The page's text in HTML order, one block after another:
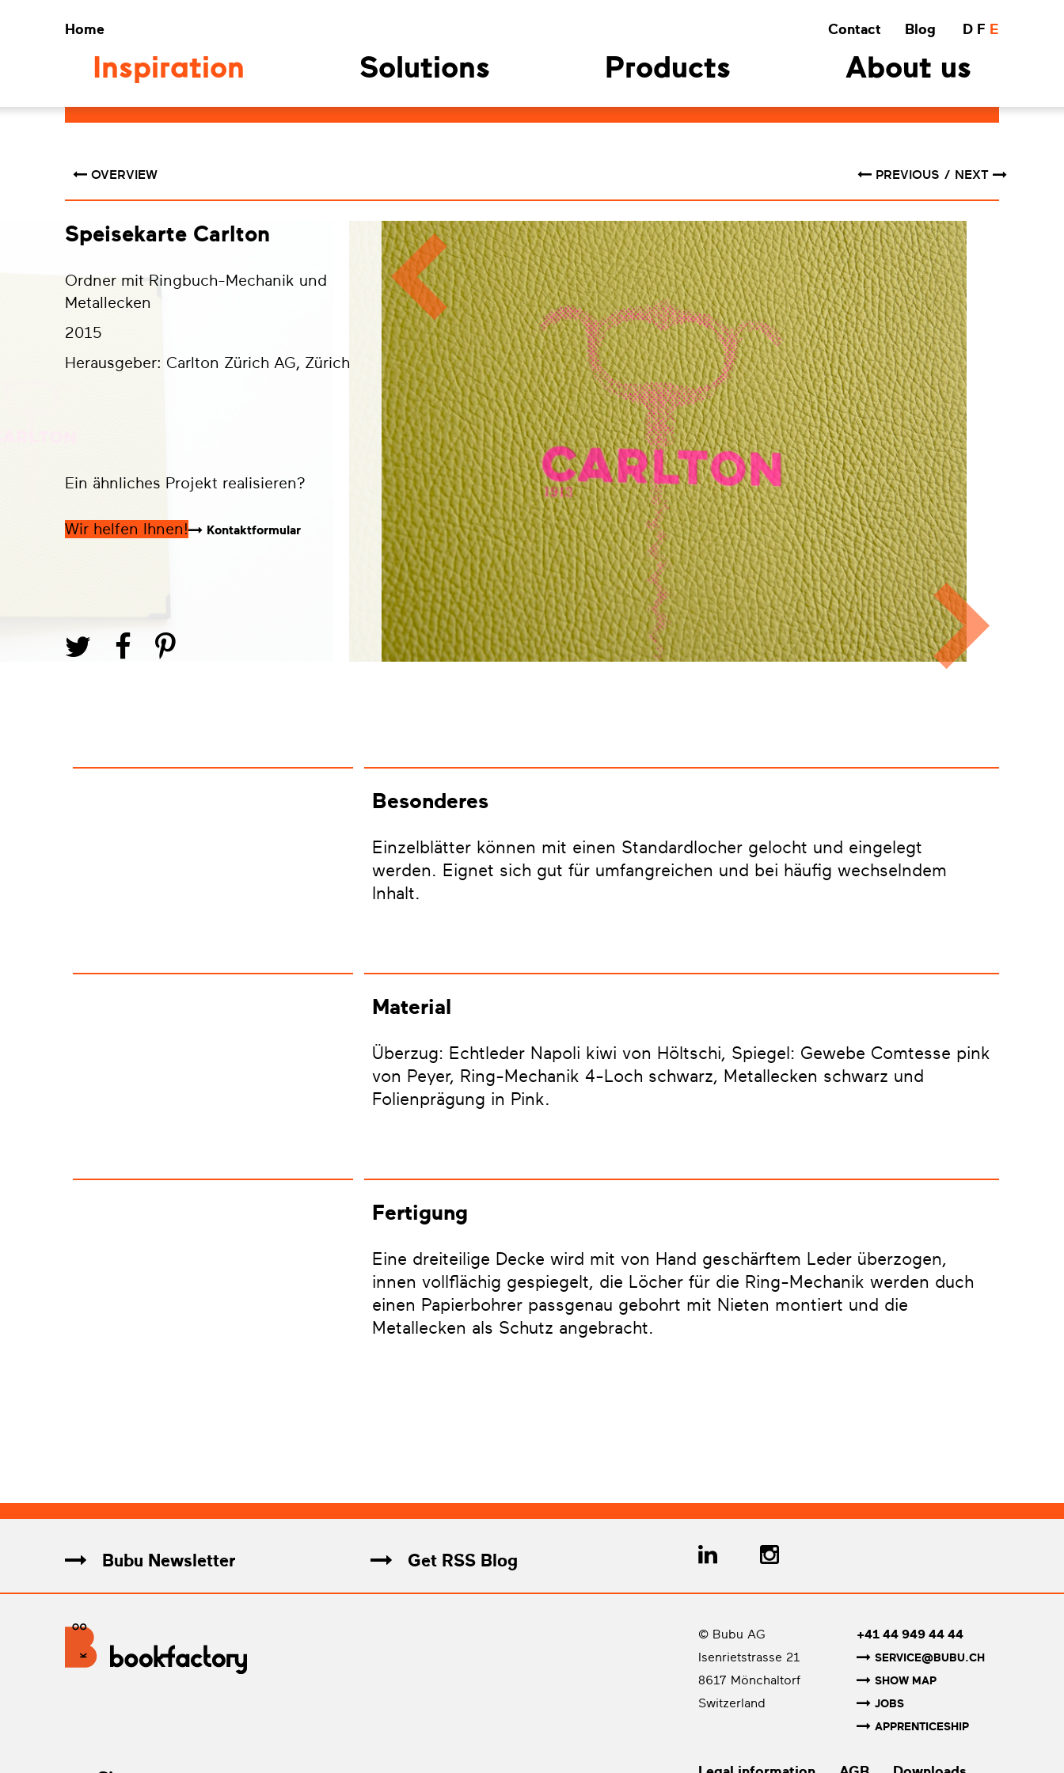
Home Contact Blog D F E
Inspiration Solutions Products About us
OVERVIEW PREVIOUS NEXT
Speisekarte Carlton
Ordner mit Ringbuch-Mechanik und
Metallecken
2015
Herausgeber: Carlton Zürich AG, Zürich
Ein ähnliches Projekt realisieren?
Wir helfen Ihnen! Kontaktformular
Besonderes
Einzelblätter können mit einen Standardlocher gelocht und eingelegt
werden. Eignet sich gut für umfangreichen und bei häufig wechselndem
Inhalt.
Material
Überzug: Echtleder Napoli kiwi von Höltschi, Spiegel: Gewebe Comtesse pink
von Peyer, Ring-Mechanik 4-Loch schwarz, Metallecken schwarz und
Folienprägung in Pink.
Fertigung
Eine dreiteilige Decke wird mit von Hand geschärftem Leder überzogen,
innen vollflächig gespiegelt, die Löcher für die Ring-Mechanik werden duch
einen Papierbohrer passgenau gebohrt mit Nieten montiert und die
Metallecken als Schutz angebracht.
Bubu Newsletter Get RSS Blog
© Bubu AG
Isenrietstrasse 21
8617 Mönchaltorf
Switzerland
+41 44 949 44 44
SERVICE@BUBU.CH
SHOW MAP
JOBS
APPRENTICESHIP